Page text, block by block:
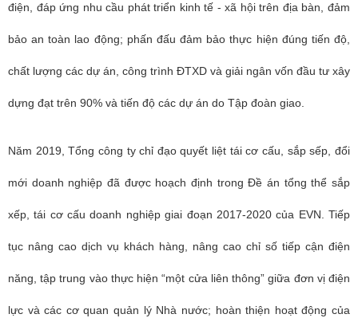
điện, đáp ứng nhu cầu phát triển kinh tế - xã hội trên địa bàn, đảm
bảo an toàn lao động; phấn đấu đảm bảo thực hiện đúng tiến độ,
chất lượng các dự án, công trình ĐTXD và giải ngân vốn đầu tư xây
dựng đạt trên 90% và tiến độ các dự án do Tập đoàn giao.
Năm 2019, Tổng công ty chỉ đạo quyết liệt tái cơ cấu, sắp sếp, đổi
mới doanh nghiệp đã được hoạch định trong Đề án tổng thể sắp
xếp, tái cơ cấu doanh nghiệp giai đoạn 2017-2020 của EVN. Tiếp
tục nâng cao dịch vụ khách hàng, nâng cao chỉ số tiếp cận điện
năng, tập trung vào thực hiện “một cửa liên thông” giữa đơn vị điện
lực và các cơ quan quản lý Nhà nước; hoàn thiện hoạt động của